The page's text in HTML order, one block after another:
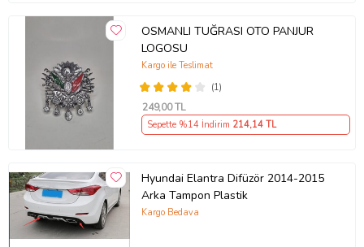
OSMANLI TUĞRASI OTO PANJUR
LOGOSU
(1)
Kargo ile Teslimat
249,00 TL
Sepette %14 İndirim 214,14 TL
Hyundai Elantra Difüzör 2014-2015
Arka Tampon Plastik
Kargo Bedava